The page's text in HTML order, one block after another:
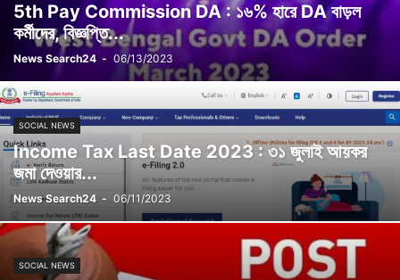
5th Pay Commission DA : ১৬% হারে DA বাড়ল
কর্মীদের, বিজ্ঞপ্তি...
News Search24 - 06/13/2023
SOCIAL NEWS
Income Tax Last Date 2023 : ৩১ জুলাই আয়কর
জমা দেওয়ার...
News Search24 - 06/11/2023
SOCIAL NEWS